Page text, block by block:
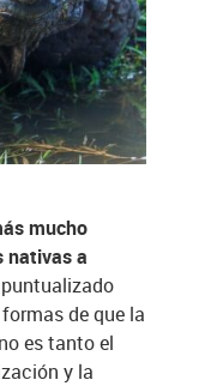
mucho
nativas a
de que la
es tanto el
y la